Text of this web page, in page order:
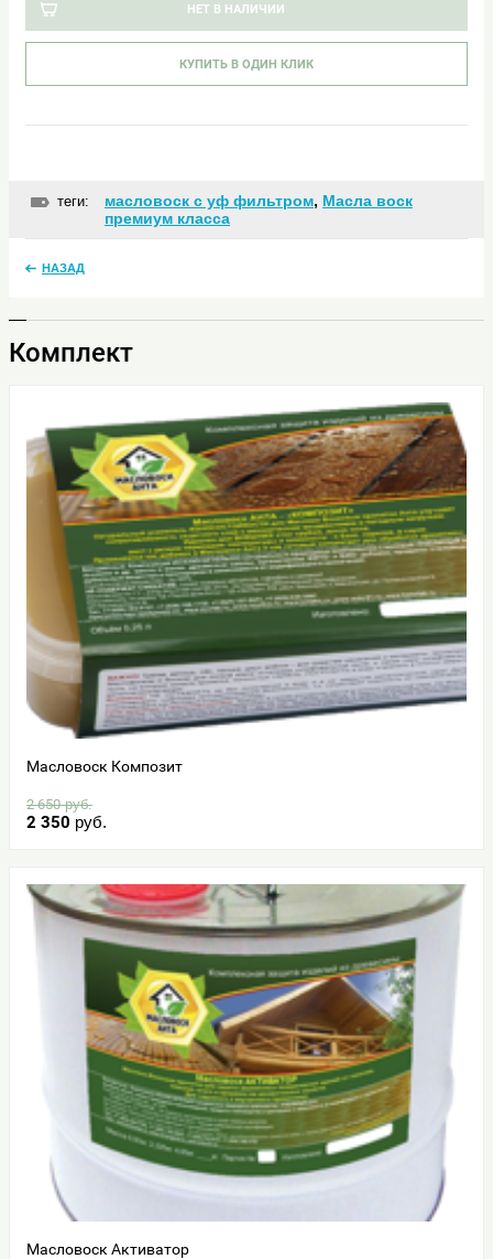
НЕТ В НАЛИЧИИ
КУПИТЬ В ОДИН КЛИК
теги: масловоск с уф фильтром, Масла воск
премиум класса
НАЗАД
Комплект
Масловоск Композит
2 650руб.
2 350 руб.
Масловоск Активатор